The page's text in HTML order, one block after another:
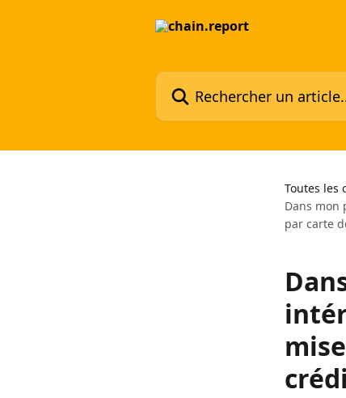
Rechercher un article...
Toutes les
Dans mon
par carte